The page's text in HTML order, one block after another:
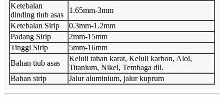
Ketebalan
dinding tiub asas
1.65mm-3mm
Ketebalan Sirip
0.3mm-1.2mm
Padang Sirip
2mm-15mm
Tinggi Sirip
5mm-16mm
Bahan tiub asas
Keluli tahan karat, Keluli karbon, Aloi,
Titanium, Nikel, Tembaga dll.
Bahan sirip
Jalur aluminium, jalur kuprum